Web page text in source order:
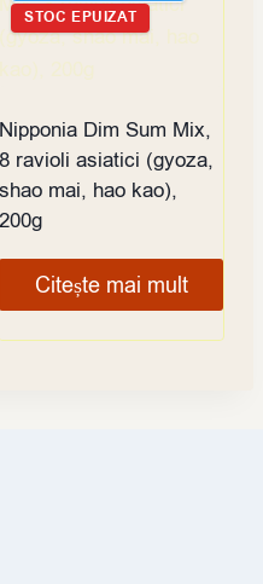
STOC EPUIZAT
Nipponia Dim Sum Mix,
8 ravioli asiatici (gyoza,
shao mai, hao kao),
200g
Citește mai mult